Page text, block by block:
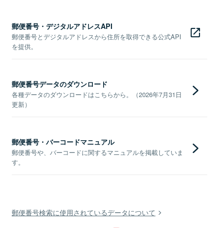
郵便番号・デジタルアドレスAPI
郵便番号とデジタルアドレスから住所を取得できる公式API
を提供。
郵便番号データのダウンロード
各種データのダウンロードはこちらから。（2026年7月31日
更新）
郵便番号・バーコードマニュアル
郵便番号や、バーコードに関するマニュアルを掲載していま
す。
郵便番号検索に使用されているデータについて